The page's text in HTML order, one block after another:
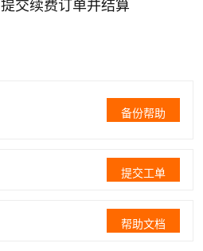
提交续费订单并结算
备份帮助
提交工单
帮助文档